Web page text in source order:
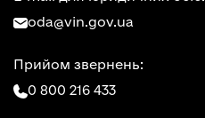
oda@vin.gov.ua
Прийом звернень:
0 800 216 433